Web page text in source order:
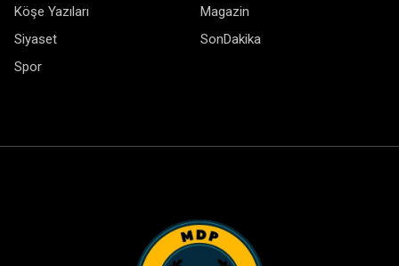
Köşe Yazıları
Magazin
Siyaset
SonDakika
Spor